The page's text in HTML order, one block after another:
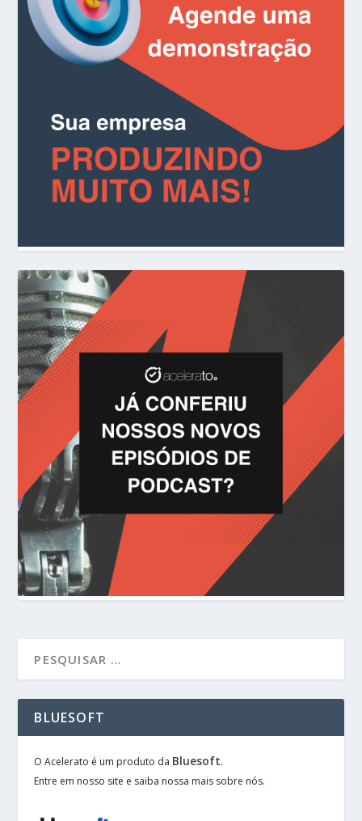
BLUESOFT
O Acelerato é um produto da Bluesoft.
Entre em nosso site e saiba nossa mais sobre nós.